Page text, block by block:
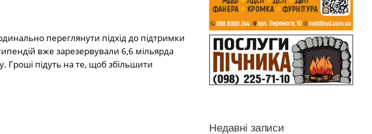
переглянути підхід до підтримки
вже зарезервували 6,6 мільярда
Гроші підуть на те, щоб збільшити
Недавні записи